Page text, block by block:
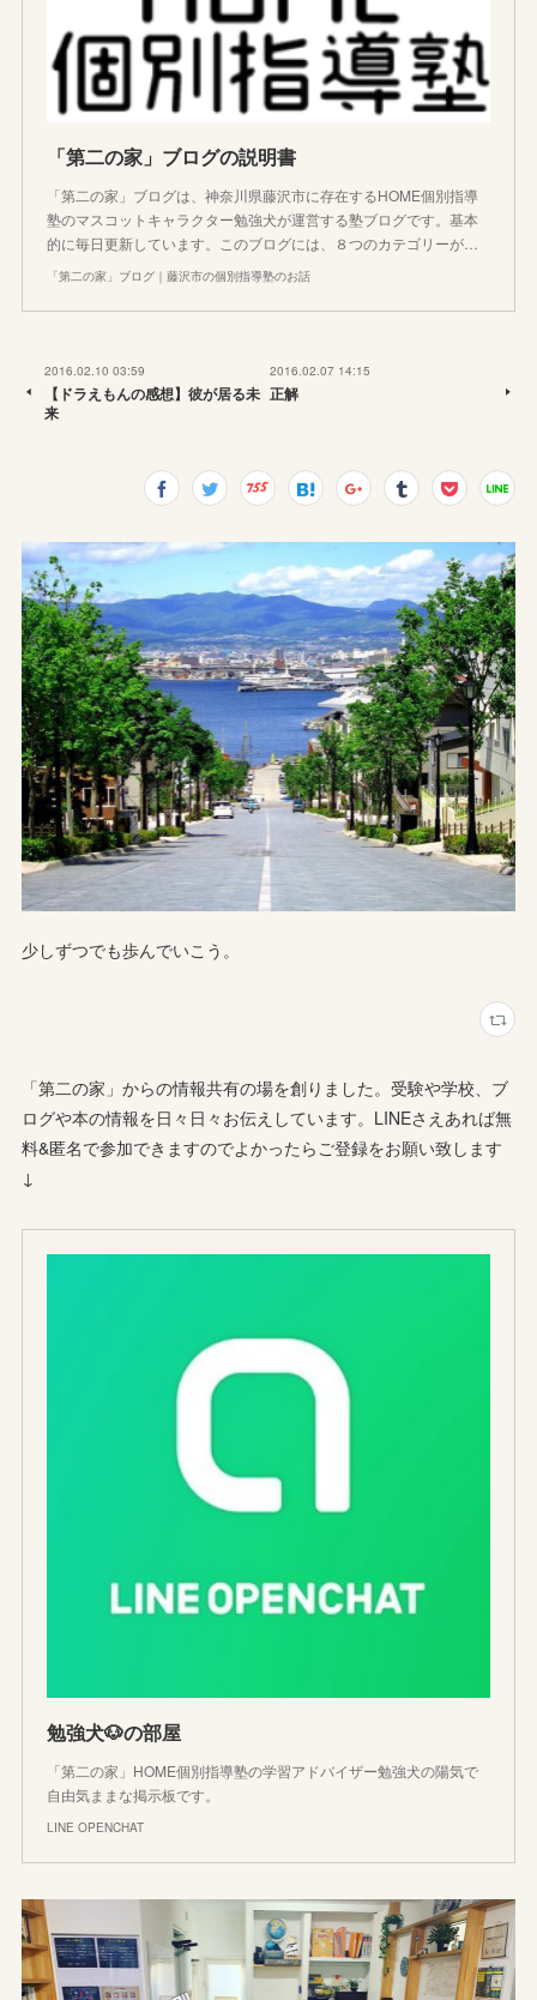
「第二の家」ブログの説明書
「第二の家」ブログは、神奈川県藤沢市に存在するHOME個別指導
塾のマスコットキャラクター勉強犬が運営する塾ブログです。基本
的に毎日更新しています。このブログには、８つのカテゴリーが…
「第二の家」ブログ｜藤沢市の個別指導塾のお話
2016.02.10 03:59
【ドラえもんの感想】彼が居る未
来
2016.02.07 14:15
正解
少しずつでも歩んでいこう。
「第二の家」からの情報共有の場を創りました。受験や学校、ブ
ログや本の情報を日々日々お伝えしています。LINEさえあれば無
料&匿名で参加できますのでよかったらご登録をお願い致します
↓
勉強犬🐶の部屋
「第二の家」HOME個別指導塾の学習アドバイザー勉強犬の陽気で
自由気ままな掲示板です。
LINE OPENCHAT